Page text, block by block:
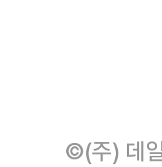
©(주) 데